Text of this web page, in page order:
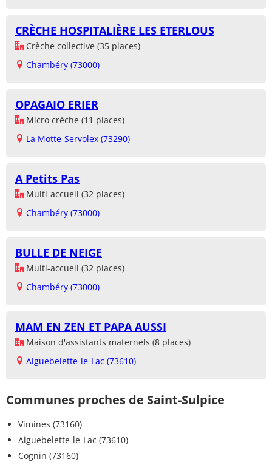
CRÈCHE HOSPITALIÈRE LES ETERLOUS
Crèche collective (35 places)
Chambéry (73000)
OPAGAIO ERIER
Micro crèche (11 places)
La Motte-Servolex (73290)
A Petits Pas
Multi-accueil (32 places)
Chambéry (73000)
BULLE DE NEIGE
Multi-accueil (32 places)
Chambéry (73000)
MAM EN ZEN ET PAPA AUSSI
Maison d'assistants maternels (8 places)
Aiguebelette-le-Lac (73610)
Communes proches de Saint-Sulpice
Vimines (73160)
Aiguebelette-le-Lac (73610)
Cognin (73160)